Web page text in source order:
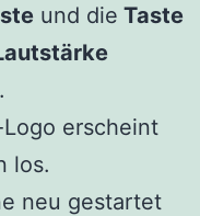
und die Taste
erscheint
los.
neu gestartet